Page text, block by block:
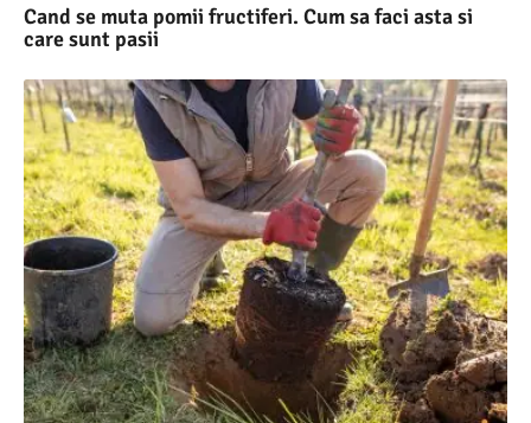
Cand se muta pomii fructiferi. Cum sa faci asta si
care sunt pasii